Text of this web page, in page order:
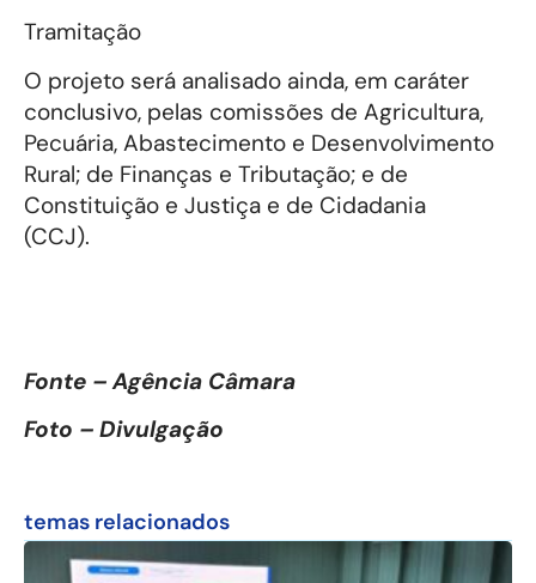
Tramitação
O projeto será analisado ainda, em caráter
conclusivo, pelas comissões de Agricultura,
Pecuária, Abastecimento e Desenvolvimento
Rural; de Finanças e Tributação; e de
Constituição e Justiça e de Cidadania
(CCJ).
Fonte – Agência Câmara
Foto – Divulgação
temas relacionados